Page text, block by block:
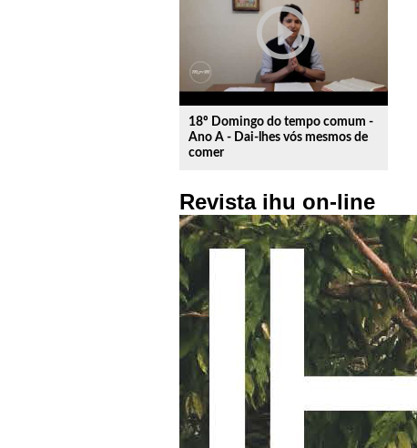
play_circle_outline
18º Domingo do tempo comum -
Ano A - Dai-lhes vós mesmos de
comer
Revista ihu on-line